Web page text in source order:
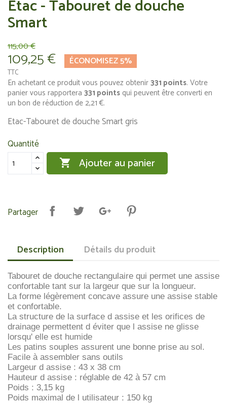
Etac - Tabouret de douche
Smart
115,00 €
109,25 € ÉCONOMISEZ 5%
TTC
En achetant ce produit vous pouvez obtenir331 points. Votre
panier vous rapportera 331 points qui peuvent être converti en
un bon de réduction de2,21 €.
Etac-Tabouret de douche Smart gris
Quantité
 Ajouter au panier
Partager
Description Détails du produit
Tabouret de douche rectangulaire qui permet une assise
confortable tant sur la largeur que sur la longueur.
La forme légèrement concave assure une assise stable
et confortable.
La structure de la surface d assise et les orifices de
drainage permettent d éviter que l assise ne glisse
lorsqu' elle est humide
Les patins souples assurent une bonne prise au sol.
Facile à assembler sans outils
Largeur d assise : 43 x 38 cm
Hauteur d assise : réglable de 42 à 57 cm
Poids : 3,15 kg
Poids maximal de l utilisateur : 150 kg